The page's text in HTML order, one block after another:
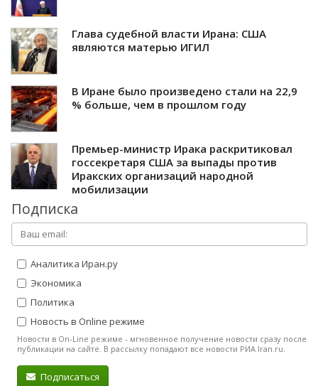
Глава судебной власти Ирана: США
являются матерью ИГИЛ
В Иране было произведено стали на 22,9
% больше, чем в прошлом году
Премьер-министр Ирака раскритиковал
госсекретаря США за выпады против
Иракских организаций народной
мобилизации
Подписка
Аналитика Иран.ру
Экономика
Политика
Новость в Online режиме
Новости в On-Line режиме - мгновенное получение новости сразу после
публикации на сайте. В рассылку попадают все новости РИА Iran.ru.
Подписаться